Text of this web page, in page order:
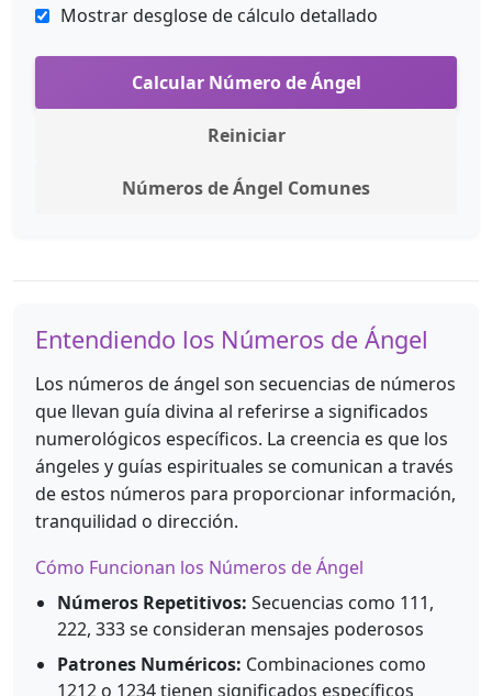
Mostrar desglose de cálculo detallado
Calcular Número de Ángel
Reiniciar
Números de Ángel Comunes
Entendiendo los Números de Ángel
Los números de ángel son secuencias de números
que llevan guía divina al referirse a significados
numerológicos específicos. La creencia es que los
ángeles y guías espirituales se comunican a través
de estos números para proporcionar información,
tranquilidad o dirección.
Cómo Funcionan los Números de Ángel
Números Repetitivos: Secuencias como 111,
222, 333 se consideran mensajes poderosos
Patrones Numéricos: Combinaciones como
1212 o 1234 tienen significados específicos